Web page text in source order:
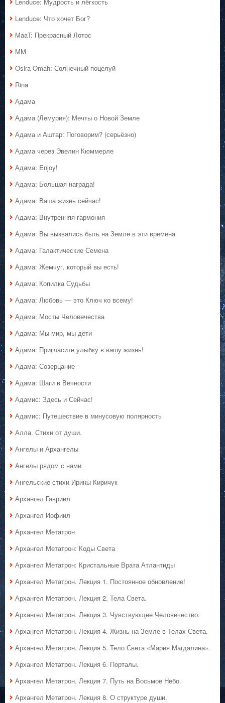
Lenduce: Мудрость и лёгкость
Lenduce: Что хочет Бог?
MaaT: Прекрасный Лотос
MM
Osira Omah: Солнечный поцелуй
Rina
Адама
Адама (Лемурия): Мечты о Новой Земле
Адама и Аштар: Поговорим? (серьёзно)
Адама через Эвелин Кюммерле
Адама: Enjoy!
Адама: Большая награда!
Адама: Ваша жизнь сейчас!
Адама: Внутренняя гармония
Адама: Вы вызвались быть на Земле в эти времена
Адама: Галактические Семена
Адама: Жемчуг, который вы есть!
Адама: Копилка Судьбы
Адама: Любовь — это Ключ ко всему!
Адама: Мосты Человечества
Адама: Мы мир, мы дети
Адама: Пригласите улыбку в вашу жизнь!
Адама: Созерцание
Адама: Шаги в Вечности
Адамис: Здесь и Сейчас!
Адамис: Путешествие в минусовую полярность
Алла. Стихи от души.
Ангелы и Архангелы
Ангелы рядом с нами
Ангельские стихи Ирины Киричук
Архангел Гавриил
Архангел Иофиил
Архангел Метатрон
Архангел Метатрон: Коды Света
Архангел Метатрон: Кристальные Врата Атлантиды
Архангел Метатрон. Лекция 1. Постоянное обновление!
Архангел Метатрон. Лекция 2. Тела Света.
Архангел Метатрон. Лекция 3. Чувствующее Человечество.
Архангел Метатрон. Лекция 4. Жизнь на Земле в Телах Света.
Архангел Метатрон. Лекция 5. Тело Света «Мария Магдалина».
Архангел Метатрон. Лекция 6. Порталы.
Архангел Метатрон. Лекция 7. Путь на Восьмое Небо.
Архангел Метатрон. Лекция 8. О структуре души.